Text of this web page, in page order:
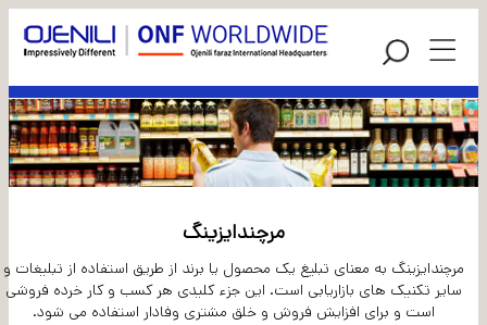
مرچندایزینگ
مرچندایزینگ به معنای تبلیغ یک محصول یا برند از طریق استفاده از تبلیغات و
سایر تکنیک های بازاریابی است. این جزء کلیدی هر کسب و کار خرده فروشی
است و برای افزایش فروش و خلق مشتری وفادار استفاده می شود.